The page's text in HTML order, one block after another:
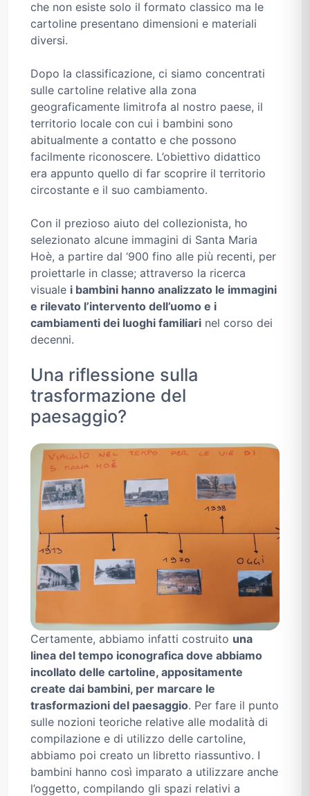
che non esiste solo il formato classico ma le
cartoline presentano dimensioni e materiali
diversi.
Dopo la classificazione, ci siamo concentrati
sulle cartoline relative alla zona
geograficamente limitrofa al nostro paese, il
territorio locale con cui i bambini sono
abitualmente a contatto e che possono
facilmente riconoscere. L’obiettivo didattico
era appunto quello di far scoprire il territorio
circostante e il suo cambiamento.
Con il prezioso aiuto del collezionista, ho
selezionato alcune immagini di Santa Maria
Hoè, a partire dal ‘900 fino alle più recenti, per
proiettarle in classe; attraverso la ricerca
visuale i bambini hanno analizzato le immagini
e rilevato l’intervento dell’uomo e i
cambiamenti dei luoghi familiari nel corso dei
decenni.
Una riflessione sulla
trasformazione del
paesaggio?
Certamente, abbiamo infatti costruito una
linea del tempo iconografica dove abbiamo
incollato delle cartoline, appositamente
create dai bambini, per marcare le
trasformazioni del paesaggio. Per fare il punto
sulle nozioni teoriche relative alle modalità di
compilazione e di utilizzo delle cartoline,
abbiamo poi creato un libretto riassuntivo. I
bambini hanno così imparato a utilizzare anche
l’oggetto, compilando gli spazi relativi a